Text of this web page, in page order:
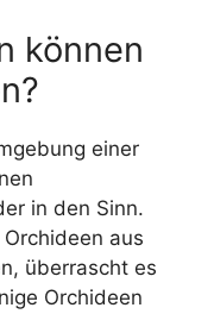
können
einer
in den Sinn.
aus
überrascht es
Orchideen